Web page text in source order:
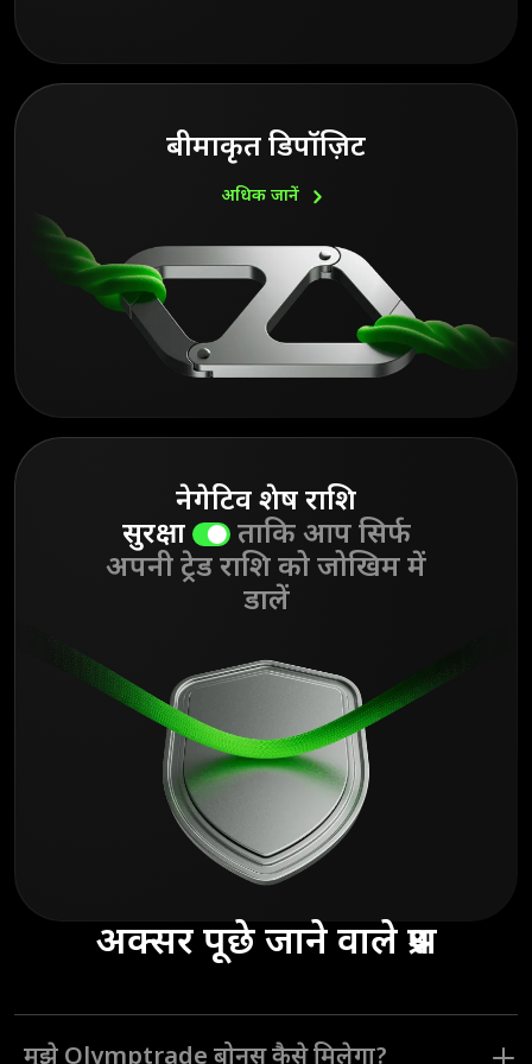
बीमाकृत डिपॉज़िट
अधिक जानें
नेगेटिव शेष राशि
सुरक्षा
ताकि आप सिर्फ
अपनी ट्रेड राशि को जोखिम में
डालें
अक्सर पूछे जाने वाले प्रश्न